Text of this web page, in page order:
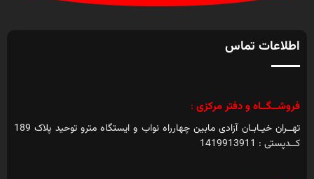
اطلاعات تماس
فروشــگــاه و دفتر مرکزی :
تهــران خیـابـان آزادی مابین چهارراه نواب و ایستگاه مترو توحید پلاک 189
کــدپستی : 1419913911